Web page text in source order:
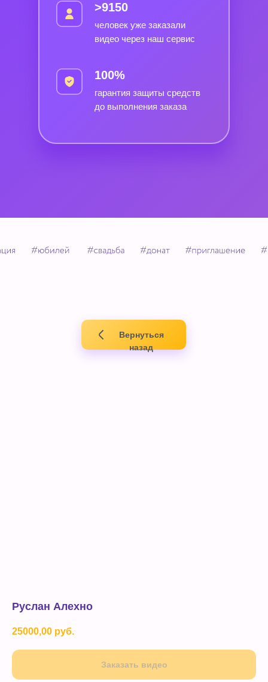
человек уже заказали
видео через наш сервис
>9150
гарантия защиты средств
до выполнения заказа
100%
Вернуться
назад
Руслан Алехно
25000,00 руб.
Заказать видео